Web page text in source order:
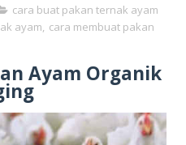
cara buat pakan ternak ayam
ayam, cara membuat pakan
Ayam Organik